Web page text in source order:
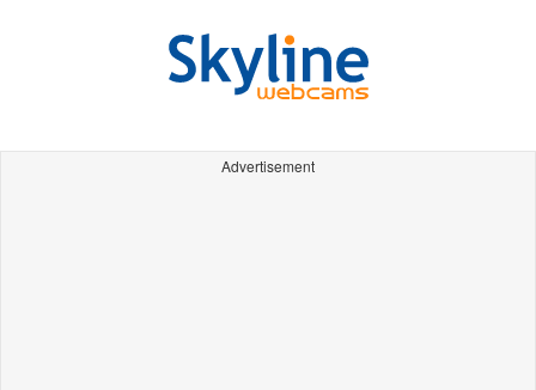
Advertisement